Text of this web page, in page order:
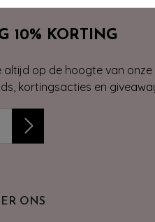
10% KORTING
altijd op de hoogte van onze
kortingsacties en
ONS